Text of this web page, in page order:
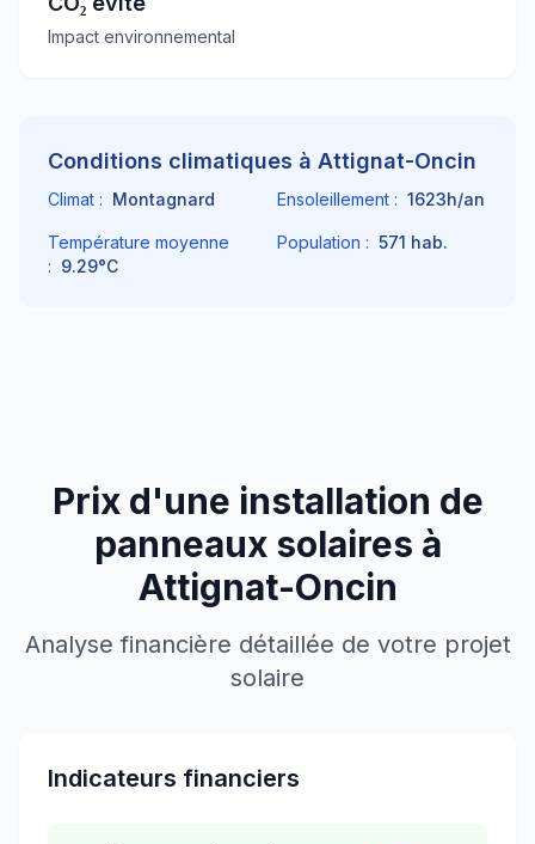
Impact environnemental
Conditions climatiques à Attignat-Oncin
Climat : Montagnard Ensoleillement : 1623h/an
Température moyenne
: 9.29°C
Population : 571 hab.
Prix d'une installation de
panneaux solaires à
Attignat-Oncin
Analyse financière détaillée de votre projet
solaire
Indicateurs financiers